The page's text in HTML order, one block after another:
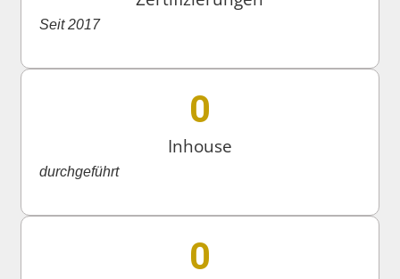
Seit 2017
Inhouse
0
durchgeführt
0